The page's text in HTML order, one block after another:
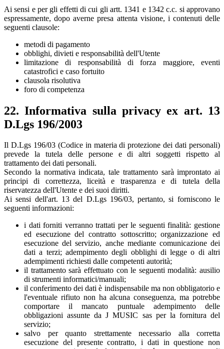
Ai sensi e per gli effetti di cui gli artt. 1341 e 1342 c.c. si approvano
espressamente, dopo averne presa attenta visione, i contenuti delle
seguenti clausole:
metodi di pagamento
obblighi, divieti e responsabilità dell'Utente
limitazione di responsabilità di forza maggiore, eventi
catastrofici e caso fortuito
clausola risolutiva
foro di competenza
22. Informativa sulla privacy ex art. 13
D.Lgs 196/2003
Il D.Lgs 196/03 (Codice in materia di protezione dei dati personali)
prevede la tutela delle persone e di altri soggetti rispetto al
trattamento dei dati personali.
Secondo la normativa indicata, tale trattamento sarà improntato ai
principi di correttezza, liceità e trasparenza e di tutela della
riservatezza dell'Utente e dei suoi diritti.
Ai sensi dell'art. 13 del D.Lgs 196/03, pertanto, si forniscono le
seguenti informazioni:
i dati forniti verranno trattati per le seguenti finalità: gestione
ed esecuzione del contratto sottoscritto; organizzazione ed
esecuzione del servizio, anche mediante comunicazione dei
dati a terzi; adempimento degli obblighi di legge o di altri
adempimenti richiesti dalle competenti autorità;
il trattamento sarà effettuato con le seguenti modalità: ausilio
di strumenti informatici/manuali;
il conferimento dei dati è indispensabile ma non obbligatorio e
l'eventuale rifiuto non ha alcuna conseguenza, ma potrebbe
comportare il mancato puntuale adempimento delle
obbligazioni assunte da J MUSIC sas per la fornitura del
servizio;
salvo per quanto strettamente necessario alla corretta
esecuzione del presente contratto, i dati in questione non